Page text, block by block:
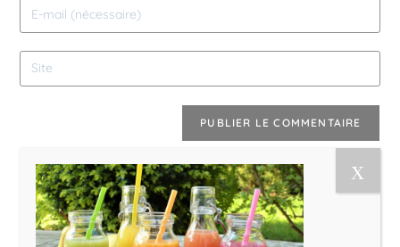
Le Magazine Naturo
Je suis Evy, Naturopathe spécialisée dans
l’accompagnement des femmes en préménopause et